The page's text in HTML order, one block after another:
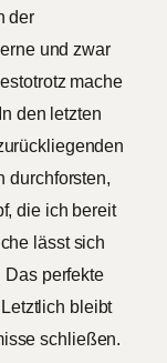
der
und zwar
mache
den letzten
durchforsten,
die ich bereit
lässt sich
Das perfekte
bleibt
schließen.